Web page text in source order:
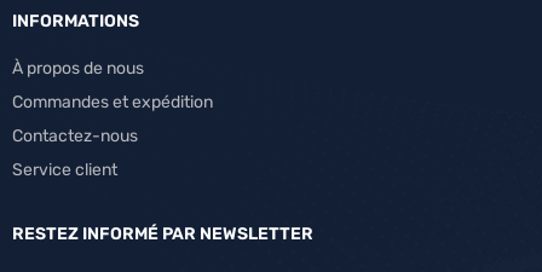
INFORMATIONS
À propos de nous
Commandes et expédition
Contactez-nous
Service client
RESTEZ INFORMÉ PAR NEWSLETTER